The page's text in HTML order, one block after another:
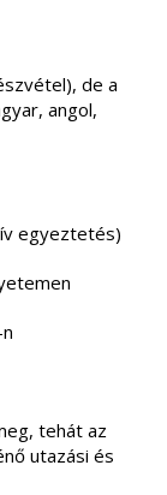
de a
angol,
egyeztetés)
tehát az
utazási és